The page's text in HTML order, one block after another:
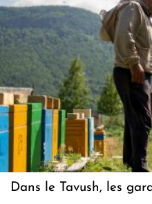
Dans le Tavush, les